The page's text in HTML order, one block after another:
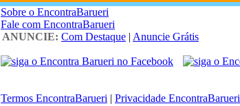
Sobre o EncontraBarueri
Fale com EncontraBarueri
ANUNCIE: Com Destaque | Anuncie Grátis
Termos EncontraBarueri | Privacidade EncontraBarueri